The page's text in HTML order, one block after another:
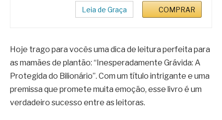
Leia de Graça COMPRAR
Hoje trago para vocês uma dica de leitura perfeita para
as mamães de plantão: “Inesperadamente Grávida: A
Protegida do Bilionário”. Com um título intrigante e uma
premissa que promete muita emoção, esse livro é um
verdadeiro sucesso entre as leitoras.